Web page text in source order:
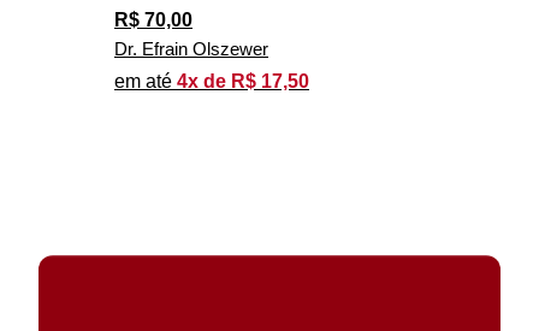
R$ 70,00
Dr. Efrain Olszewer
em até 4x de R$ 17,50